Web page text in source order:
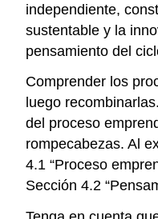
independiente,
sustentable y la
pensamiento del
Comprender los
luego
del proceso
rompecabezas. Al
4.1 “Proceso
Sección 4.2